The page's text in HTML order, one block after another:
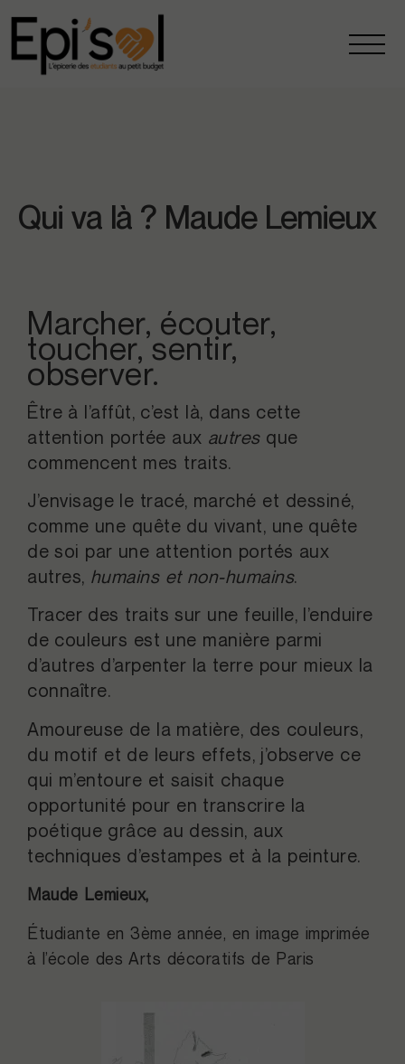
Qui va là ? Maude Lemieux
Marcher, écouter,
toucher, sentir,
observer.
Être à l’affût, c’est là, dans cette
attention portée aux autres que
commencent mes traits.
J’envisage le tracé, marché et dessiné,
comme une quête du vivant, une quête
de soi par une attention portés aux
autres, humains et non-humains.
Tracer des traits sur une feuille, l’enduire
de couleurs est une manière parmi
d’autres d’arpenter la terre pour mieux la
connaître.
Amoureuse de la matière, des couleurs,
du motif et de leurs effets, j’observe ce
qui m’entoure et saisit chaque
opportunité pour en transcrire la
poétique grâce au dessin, aux
techniques d’estampes et à la peinture.
Maude Lemieux,
Étudiante en 3ème année, en image imprimée
à l’école des Arts décoratifs de Paris